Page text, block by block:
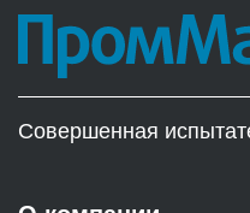
Совершенная